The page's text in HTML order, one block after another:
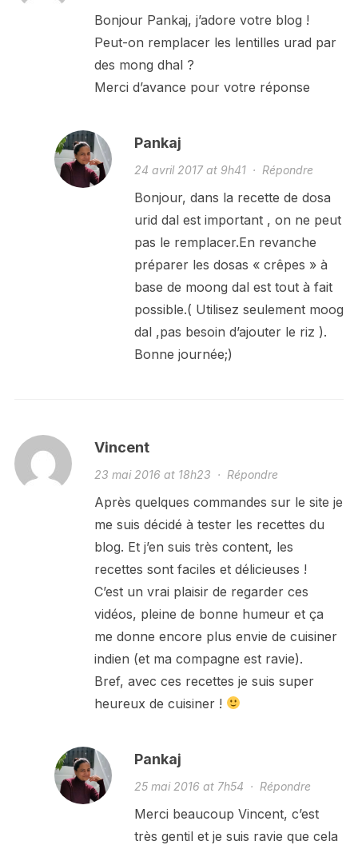
Bonjour Pankaj, j’adore votre blog !
Peut-on remplacer les lentilles urad par
des mong dhal ?
Merci d’avance pour votre réponse
Pankaj
24 avril 2017 at 9h41· Répondre
Bonjour, dans la recette de dosa
urid dal est important , on ne peut
pas le remplacer.En revanche
préparer les dosas « crêpes » à
base de moong dal est tout à fait
possible.( Utilisez seulement moog
dal ,pas besoin d’ajouter le riz ).
Bonne journée;)
Vincent
23 mai 2016 at 18h23 · Répondre
Après quelques commandes sur le site je
me suis décidé à tester les recettes du
blog. Et j’en suis très content, les
recettes sont faciles et délicieuses !
C’est un vrai plaisir de regarder ces
vidéos, pleine de bonne humeur et ça
me donne encore plus envie de cuisiner
indien (et ma compagne est ravie).
Bref, avec ces recettes je suis super
heureux de cuisiner !
Pankaj
25 mai 2016 at 7h54 · Répondre
Merci beaucoup Vincent, c’est
très gentil et je suis ravie que cela